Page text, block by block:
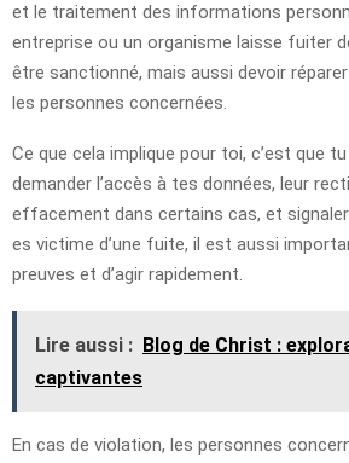
et le traitement des informations
entreprise ou un organisme laisse fuiter
être sanctionné, mais aussi devoir
les personnes concernées.
Ce que cela implique pour toi, c’est que
demander l’accès à tes données, leur
effacement dans certains cas, et
es victime d’une fuite, il est aussi
preuves et d’agir rapidement.
Lire aussi : Blog de Christ :
captivantes
En cas de violation, les personnes